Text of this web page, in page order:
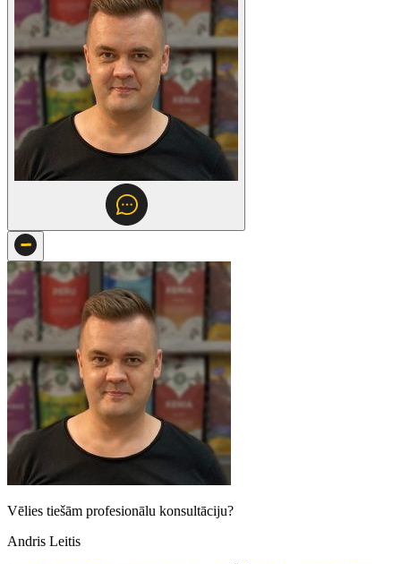
Vēlies tiešām profesionālu konsultāciju?
Andris Leitis